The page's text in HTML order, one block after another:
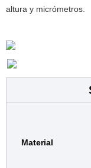
altura y micrómetros.
Material